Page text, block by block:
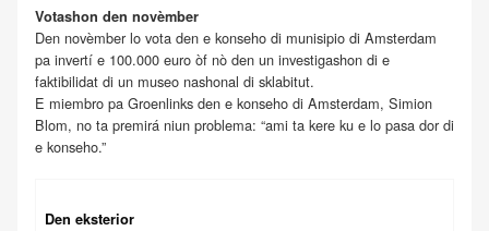
Votashon den novèmber
Den novèmber lo vota den e konseho di munisipio di Amsterdam
pa invertí e 100.000 euro òf nò den un investigashon di e
faktibilidat di un museo nashonal di sklabitut.
E miembro pa Groenlinks den e konseho di Amsterdam, Simion
Blom, no ta premirá niun problema: “ami ta kere ku e lo pasa dor di
e konseho.”
Den eksterior